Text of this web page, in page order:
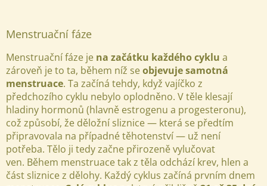
Menstruační fáze
Menstruační fáze je na začátku každého cyklu a
zároveň je to ta, během níž seobjevuje samotná
menstruace. Ta začíná tehdy, když vajíčko z
předchozího cyklu nebylo oplodněno. V těle klesají
hladiny hormonů (hlavně estrogenu a progesteronu),
což způsobí, že děložní sliznice — která se předtím
připravovala na případné těhotenství — už není
potřeba. Tělo ji tedy začne přirozeně vylučovat
ven. Během menstruace tak z těla odchází krev, hlen a
část sliznice z dělohy. Každý cyklus začíná prvním dnem